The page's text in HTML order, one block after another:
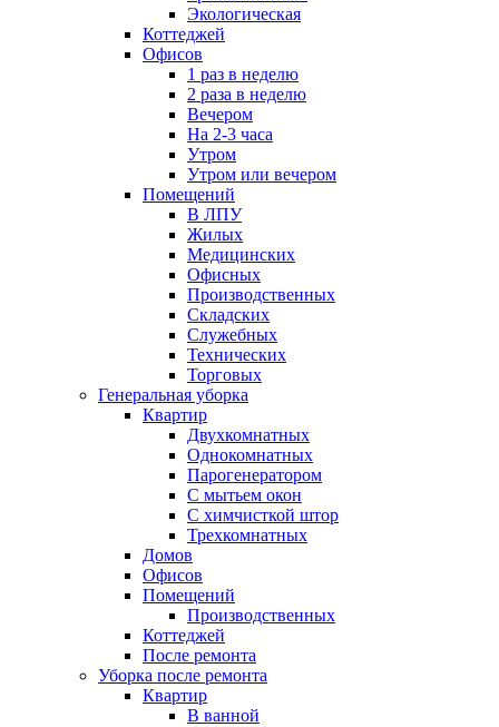
Экологическая
Коттеджей
Офисов
1 раз в неделю
2 раза в неделю
Вечером
На 2-3 часа
Утром
Утром или вечером
Помещений
В ЛПУ
Жилых
Медицинских
Офисных
Производственных
Складских
Служебных
Технических
Торговых
Генеральная уборка
Квартир
Двухкомнатных
Однокомнатных
Парогенератором
С мытьем окон
С химчисткой штор
Трехкомнатных
Домов
Офисов
Помещений
Производственных
Коттеджей
После ремонта
Уборка после ремонта
Квартир
В ванной